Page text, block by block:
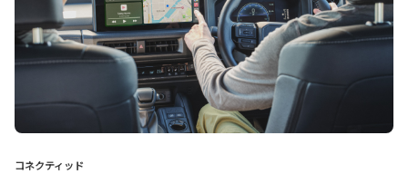
コネクティッド